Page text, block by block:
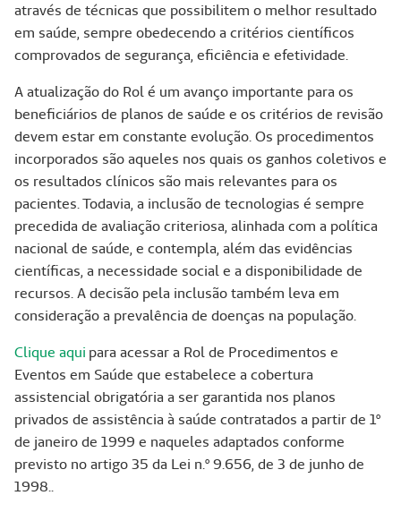
através de técnicas que possibilitem o melhor resultado
em saúde, sempre obedecendo a critérios científicos
comprovados de segurança, eficiência e efetividade.
A atualização do Rol é um avanço importante para os
beneficiários de planos de saúde e os critérios de revisão
devem estar em constante evolução. Os procedimentos
incorporados são aqueles nos quais os ganhos coletivos e
os resultados clínicos são mais relevantes para os
pacientes. Todavia, a inclusão de tecnologias é sempre
precedida de avaliação criteriosa, alinhada com a política
nacional de saúde, e contempla, além das evidências
científicas, a necessidade social e a disponibilidade de
recursos. A decisão pela inclusão também leva em
consideração a prevalência de doenças na população.
Clique aqui para acessar a Rol de Procedimentos e
Eventos em Saúde que estabelece a cobertura
assistencial obrigatória a ser garantida nos planos
privados de assistência à saúde contratados a partir de 1º
de janeiro de 1999 e naqueles adaptados conforme
previsto no artigo 35 da Lei n.º 9.656, de 3 de junho de
1998..